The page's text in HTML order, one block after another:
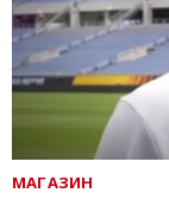
МАГАЗИН